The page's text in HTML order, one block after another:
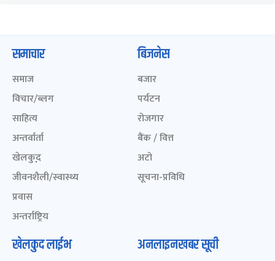
समाचार
समाज
विचार/ब्लग
साहित्य
अन्तर्वार्ता
खेलकुद़़
जीवनशैली/स्वास्थ्य
प्रवास
अन्तर्राष्ट्रिय
बिजनेस
बजार
पर्यटन
रोजगार
बैंक / वित्त
अटो
सूचना-प्रविधि
खेलकुद लाईभ अनलाइनखबर सूची